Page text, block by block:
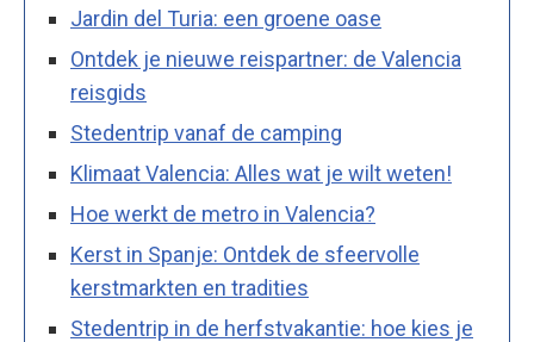
Jardin del Turia: een groene oase
Ontdek je nieuwe reispartner: de Valencia
reisgids
Stedentrip vanaf de camping
Klimaat Valencia: Alles wat je wilt weten!
Hoe werkt de metro in Valencia?
Kerst in Spanje: Ontdek de sfeervolle
kerstmarkten en tradities
Stedentrip in de herfstvakantie: hoe kies je